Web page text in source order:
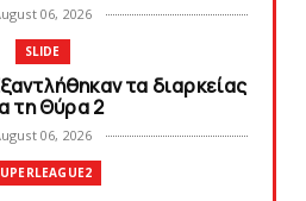
06, 2026
SLIDE
τα διαρκείας
τη Θύρα 2
06, 2026